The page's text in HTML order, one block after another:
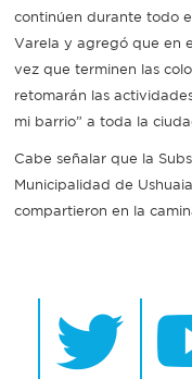
continúen durante todo
Varela y agregó que en
vez que terminen las
retomarán las
mi barrio” a toda la
Cabe señalar que la
Municipalidad de
compartieron en la